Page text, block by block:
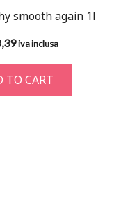
smooth again 1l
iva inclusa
TO CART